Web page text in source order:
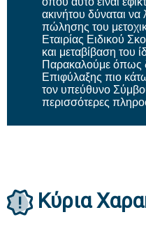
ακινήτου δύναται
πώλησης του
Εταιρίας Ειδικού
και μεταβίβαση του
Παρακαλούμε όπως
Επιφύλαξης πιο
τον υπεύθυνο
περισσότερες
Κύρια